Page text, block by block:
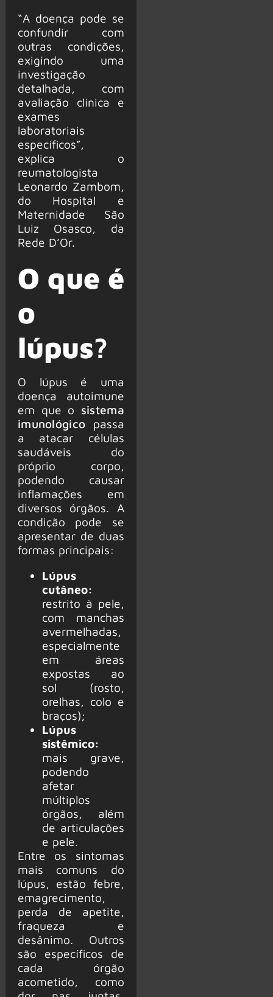
“A doença pode se
confundir com
outras condições,
exigindo uma
investigação
detalhada, com
avaliação clínica e
exames
laboratoriais
específicos”,
explica o
reumatologista
Leonardo Zambom,
do Hospital e
Maternidade São
Luiz Osasco, da
Rede D’Or.
O que é
o
lúpus?
O lúpus é uma
doença autoimune
em que o sistema
imunológico passa
a atacar células
saudáveis do
próprio corpo,
podendo causar
inflamações em
diversos órgãos. A
condição pode se
apresentar de duas
formas principais:
Lúpus
cutâneo:
restrito à pele,
com manchas
avermelhadas,
especialmente
em áreas
expostas ao
sol (rosto,
orelhas, colo e
braços);
Lúpus
sistêmico:
mais grave,
podendo
afetar
múltiplos
órgãos, além
de articulações
e pele.
Entre os sintomas
mais comuns do
lúpus, estão febre,
emagrecimento,
perda de apetite,
fraqueza e
desânimo. Outros
são específicos de
cada órgão
acometido, como